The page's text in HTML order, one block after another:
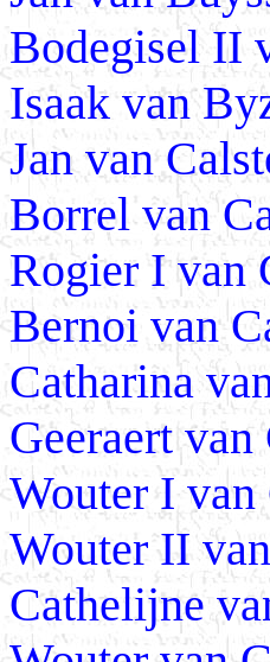
Bodegisel II
Isaak van
Jan van
Borrel van
Rogier I van
Bernoi van
Catharina
Geeraert
Wouter I
Wouter II
Cathelijne